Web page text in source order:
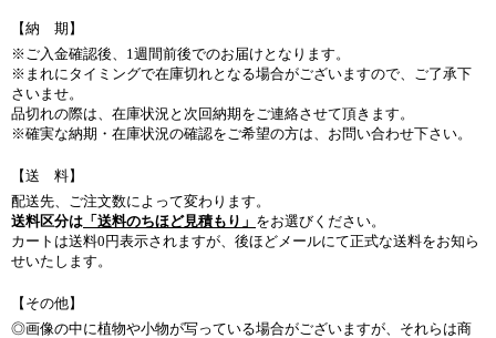
【納 期】
※ご入金確認後、1週間前後でのお届けとなります。
※まれにタイミングで在庫切れとなる場合がございますので、ご了承下
さいませ。
品切れの際は、在庫状況と次回納期をご連絡させて頂きます。
※確実な納期・在庫状況の確認をご希望の方は、お問い合わせ下さい。
【送 料】
配送先、ご注文数によって変わります。
送料区分は 「送料のちほど見積もり」 をお選びください。
カートは送料0円表示されますが、後ほどメールにて正式な送料をお知ら
せいたします。
【その他】
◎画像の中に植物や小物が写っている場合がございますが、それらは商